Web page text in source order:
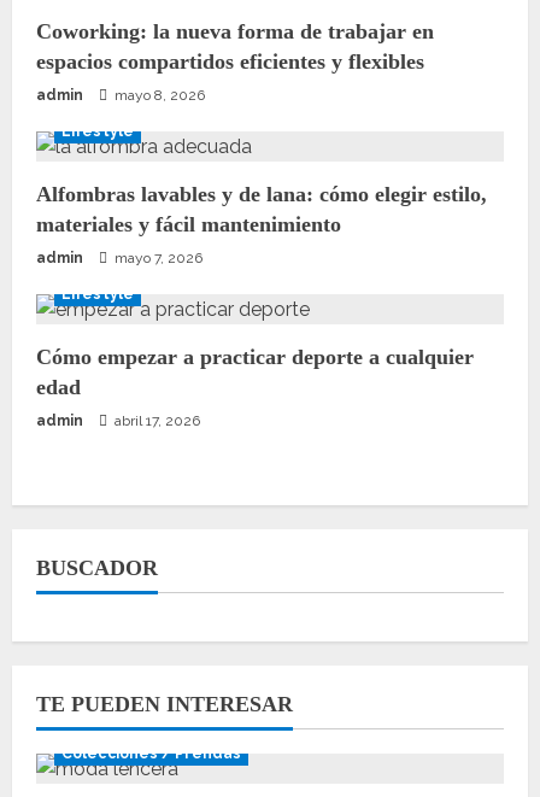
Coworking: la nueva forma de trabajar en
espacios compartidos eficientes y flexibles
admin mayo 8, 2026
Lifestyle
Alfombras lavables y de lana: cómo elegir estilo,
materiales y fácil mantenimiento
admin mayo 7, 2026
Lifestyle
Cómo empezar a practicar deporte a cualquier
edad
admin abril 17, 2026
BUSCADOR
TE PUEDEN INTERESAR
Colecciones / Prendas